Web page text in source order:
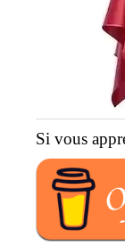
Si vous